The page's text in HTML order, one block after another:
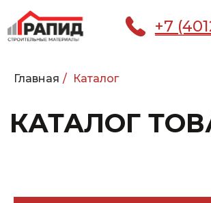
+7 (4012) 38-88-24
Главная / Каталог
КАТАЛОГ ТОВАРОВ